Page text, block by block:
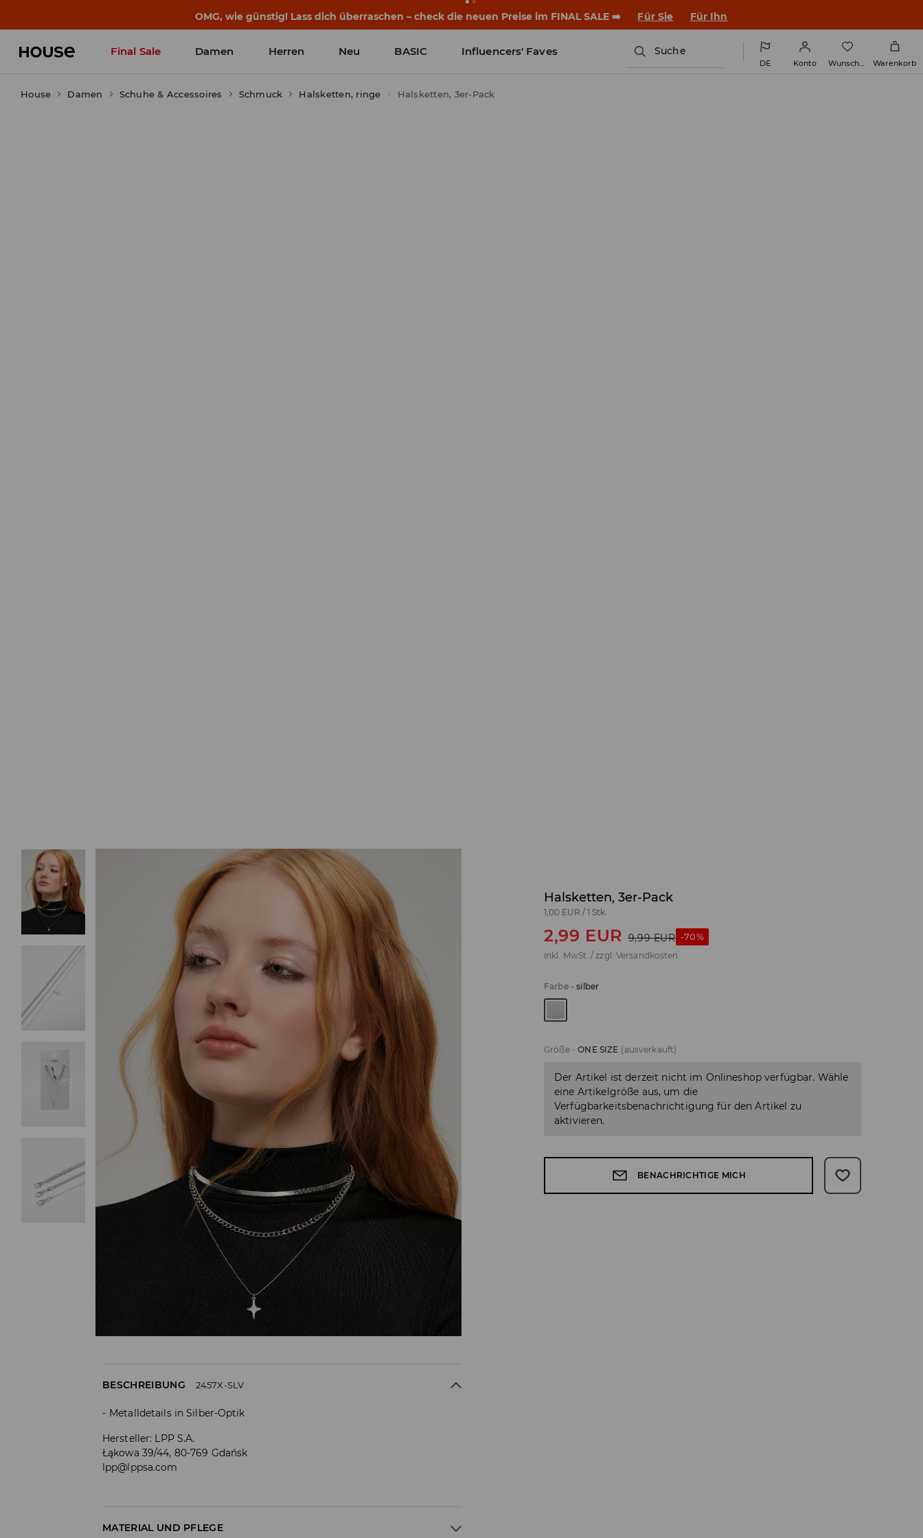
Die besten Geschichten beginnen noch vor dem ersten Klingeln. Starte mit einem neuen Outfit ins Schuljahr!
Final Sale Damen Herren Neu BASIC Influencers' Faves Suche
DE Konto Wunschliste Warenkorb
House Damen Schuhe & Accessoires Schmuck Halsketten, ringe Halsketten, 3er-Pack
Halsketten, 3er-Pack
1,00 EUR / 1 Stk.
2,99 EUR 9,99 EUR -70%
inkl. MwSt. / zzgl. Versandkosten
Farbe-silber
Größe-ONE SIZE (ausverkauft)
Der Artikel ist derzeit nicht im Onlineshop verfügbar. Wähle
eine Artikelgröße aus, um die
Verfügbarkeitsbenachrichtigung für den Artikel zu
aktivieren.
BENACHRICHTIGE MICH
BESCHREIBUNG 2457X-SLV
Metalldetails in Silber-Optik
Hersteller: LPP S.A.
Łąkowa 39/44, 80-769 Gdańsk
lpp@lppsa.com
MATERIAL UND PFLEGE